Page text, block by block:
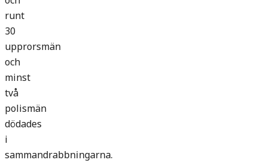
runt
30
upprorsmän
och
minst
två
polismän
dödades
i
sammandrabbningarna.